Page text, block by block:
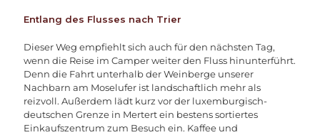
Entlang des Flusses nach Trier
Dieser Weg empfiehlt sich auch für den nächsten Tag,
wenn die Reise im Camper weiter den Fluss hinunterführt.
Denn die Fahrt unterhalb der Weinberge unserer
Nachbarn am Moselufer ist landschaftlich mehr als
reizvoll. Außerdem lädt kurz vor der luxemburgisch-
deutschen Grenze in Mertert ein bestens sortiertes
Einkaufszentrum zum Besuch ein. Kaffee und